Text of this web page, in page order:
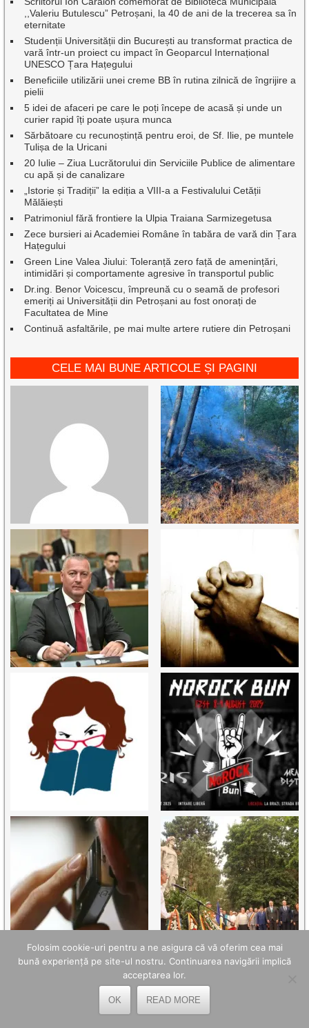
,,Valeriu Butulescu” Petroșani, la 40 de ani de la trecerea sa în
eternitate
Studenții Universității din București au transformat practica de
vară într-un proiect cu impact în Geoparcul Internațional
UNESCO Țara Hațegului
Beneficiile utilizării unei creme BB în rutina zilnică de îngrijire a
pielii
5 idei de afaceri pe care le poți începe de acasă și unde un
curier rapid îți poate ușura munca
Sărbătoare cu recunoștință pentru eroi, de Sf. Ilie, pe muntele
Tulișa de la Uricani
20 Iulie – Ziua Lucrătorului din Serviciile Publice de alimentare
cu apă și de canalizare
„Istorie și Tradiții” la ediția a VIII-a a Festivalului Cetății
Mălăiești
Patrimoniul fără frontiere la Ulpia Traiana Sarmizegetusa
Zece bursieri ai Academiei Române în tabăra de vară din Țara
Hațegului
Green Line Valea Jiului: Toleranță zero față de amenințări,
intimidări și comportamente agresive în transportul public
Dr.ing. Benor Voicescu, împreună cu o seamă de profesori
emeriți ai Universității din Petroșani au fost onorați de
Facultatea de Mine
Continuă asfaltările, pe mai multe artere rutiere din Petroșani
CELE MAI BUNE ARTICOLE ȘI PAGINI
Folosim cookie-uri pentru a ne asigura că vă oferim cea mai
bună experiență pe site-ul nostru. Continuarea navigării implică
acceptarea lor.
OK READ MORE